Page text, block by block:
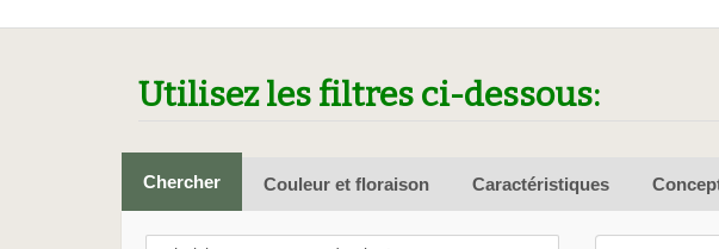
Utilisez les filtres ci-dessous:
Chercher Couleur et floraison Caractéristiques